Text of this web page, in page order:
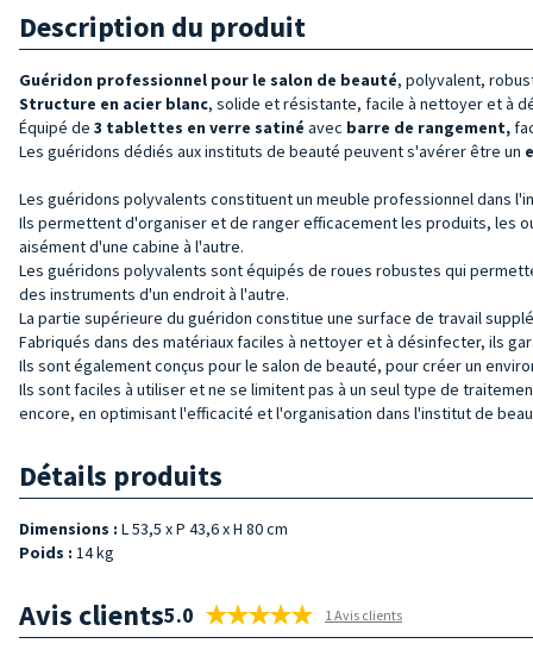
Description du produit
Guéridon professionnel pour le salon de beauté, polyvalent,
Structure en acier blanc, solide et résistante, facile à nettoyer et à
Équipé de 3 tablettes en verre satiné avec barre de rangement,
Les guéridons dédiés aux instituts de beauté peuvent s'avérer être un
Les guéridons polyvalents constituent un meuble professionnel dans
Ils permettent d'organiser et de ranger efficacement les produits, les
aisément d'une cabine à l'autre.
Les guéridons polyvalents sont équipés de roues robustes qui
des instruments d'un endroit à l'autre.
La partie supérieure du guéridon constitue une surface de travail
Fabriqués dans des matériaux faciles à nettoyer et à désinfecter, ils
Ils sont également conçus pour le salon de beauté, pour créer un
Ils sont faciles à utiliser et ne se limitent pas à un seul type de
encore, en optimisant l'efficacité et l'organisation dans l'institut de
Détails produits
Dimensions : L 53,5 x P 43,6 x H 80 cm
Poids : 14 kg
Avis clients5.0 1 Avis clients